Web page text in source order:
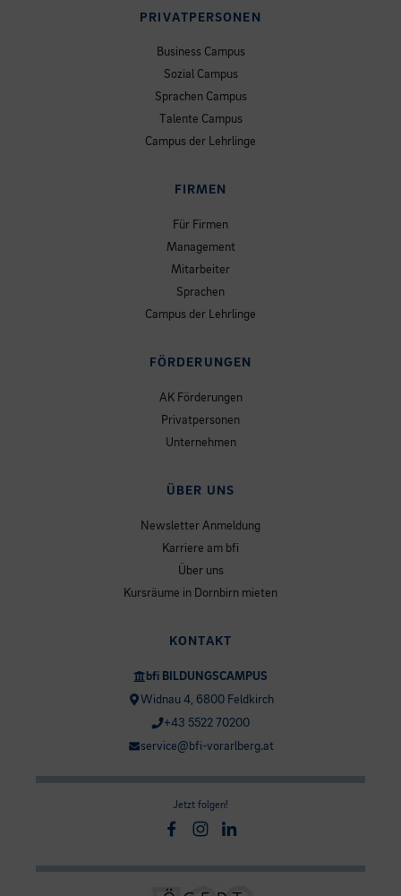
PRIVATPERSONEN
Business Campus
Sozial Campus
Sprachen Campus
Talente Campus
Campus der Lehrlinge
FIRMEN
Für Firmen
Management
Mitarbeiter
Sprachen
Campus der Lehrlinge
FÖRDERUNGEN
AK Förderungen
Privatpersonen
Unternehmen
ÜBER UNS
Newsletter Anmeldung
Karriere am bfi
Über uns
Kursräume in Dornbirn mieten
KONTAKT
bfi BILDUNGSCAMPUS
Widnau 4, 6800 Feldkirch
+43 5522 70200
service@bfi-vorarlberg.at
Jetzt folgen!
Facebook
Instagram
Linkedin